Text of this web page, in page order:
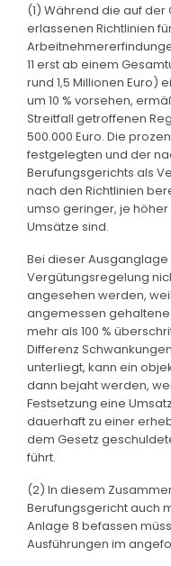
(1) Während die auf der
erlassenen Richtlinien
11 erst ab einem
rund 1,5 Millionen Euro)
um 10 % vorsehen,
Streitfall getroffenen
500.000 Euro. Die
festgelegten und der
Berufungsgerichts als
nach den Richtlinien
umso geringer, je
Umsätze sind.
Bei dieser
Vergütungsregelung
angesehen werden,
angemessen
mehr als 100 %
Differenz
unterliegt, kann ein
dann bejaht werden,
Festsetzung eine
dauerhaft zu einer
dem Gesetz
führt.
(2) In diesem
Berufungsgericht auch
Anlage 8 befassen
Ausführungen im